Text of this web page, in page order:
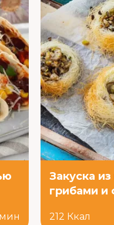
Закуска
грибами и
212 Ккал